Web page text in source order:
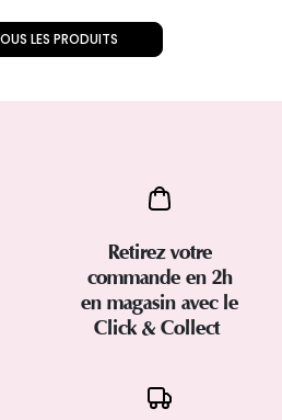
LES PRODUITS
Retirez votre
commande en 2h
en magasin avec le
Click & Collect